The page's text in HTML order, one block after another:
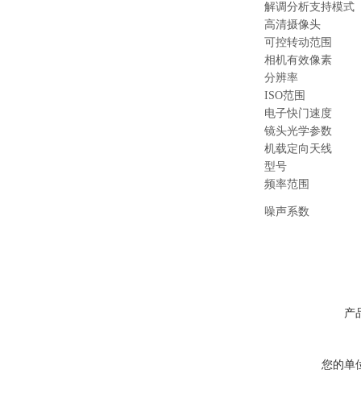
解调分析支持模式
高清摄像头
可控转动范围
相机有效像素
分辨率
ISO范围
电子快门速度
镜头光学参数
机载定向天线
型号
频率范围
噪声系数
产
您的单